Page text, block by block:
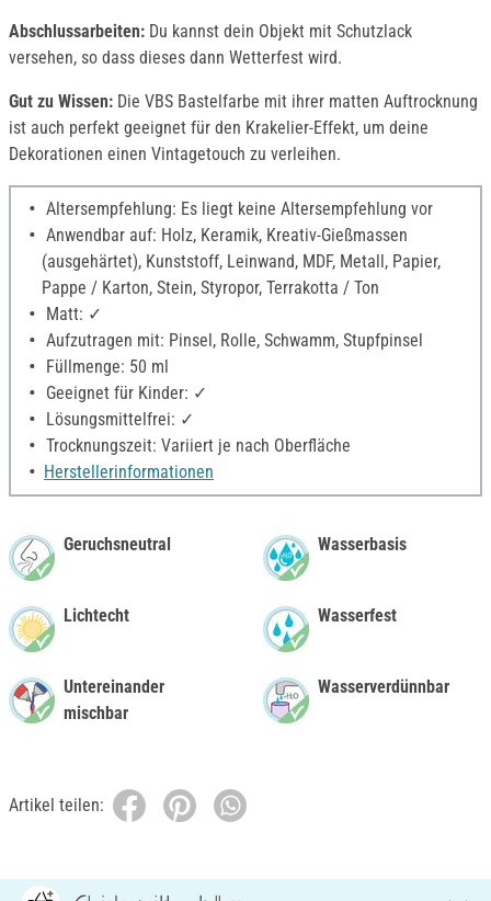
Abschlussarbeiten: Du kannst dein Objekt mit Schutzlack
versehen, so dass dieses dann Wetterfest wird.
Gut zu Wissen: Die VBS Bastelfarbe mit ihrer matten Auftrocknung
ist auch perfekt geeignet für den Krakelier-Effekt, um deine
Dekorationen einen Vintagetouch zu verleihen.
Altersempfehlung: Es liegt keine Altersempfehlung vor
Anwendbar auf: Holz, Keramik, Kreativ-Gießmassen
(ausgehärtet), Kunststoff, Leinwand, MDF, Metall, Papier,
Pappe / Karton, Stein, Styropor, Terrakotta / Ton
Matt: ✓
Aufzutragen mit: Pinsel, Rolle, Schwamm, Stupfpinsel
Füllmenge: 50 ml
Geeignet für Kinder: ✓
Lösungsmittelfrei: ✓
Trocknungszeit: Variiert je nach Oberfläche
Herstellerinformationen
Geruchsneutral
Lichtecht
Untereinander
mischbar
Wasserbasis
Wasserfest
Wasserverdünnbar
Artikel teilen: